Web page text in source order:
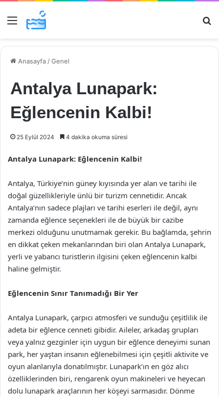
Menü
Anasayfa /Genel
Antalya Lunapark:
Eğlencenin Kalbi!
25 Eylül 2024 4 dakika okuma süresi
Antalya Lunapark: Eğlencenin Kalbi!
Antalya, Türkiye’nin güney kıyısında yer alan ve tarihi ile
doğal güzellikleriyle ünlü bir turizm cennetidir. Ancak
Antalya’nın sadece plajları ve tarihi eserleri ile değil, aynı
zamanda eğlence seçenekleri ile de büyük bir cazibe
merkezi olduğunu unutmamak gerekir. Bu bağlamda, şehrin
en dikkat çeken mekanlarından biri olan Antalya Lunapark,
yerli ve yabancı turistlerin ilgisini çeken eğlencenin kalbi
haline gelmiştir.
Eğlencenin Sınır Tanımadığı Bir Yer
Antalya Lunapark, çarpıcı atmosferi ve sunduğu çeşitlilik ile
adeta bir eğlence cenneti gibidir. Aileler, arkadaş grupları
veya yalnız gezginler için uygun bir eğlence deneyimi sunan
park, her yaştan insanın eğlenebilmesi için çeşitli aktivite ve
oyun alanlarıyla donatılmıştır. Lunapark’ın en göz alıcı
özelliklerinden biri, rengarenk oyun makineleri ve heyecan
dolu lunapark araçlarının her köşeyi sarmasıdır. Dönme